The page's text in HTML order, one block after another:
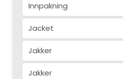
Innpakning
Jacket
Jakker
Jakker